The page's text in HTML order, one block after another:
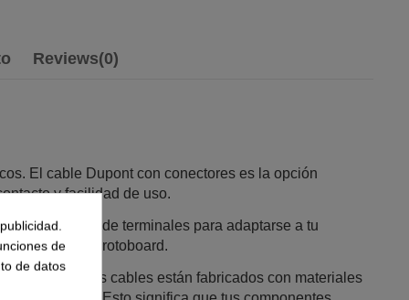
Reviews(0)
El cable Dupont con conectores es la opción
y facilidad de uso.
y tipos de terminales para adaptarse a tu
desarrollo y protoboard.
Estos cables están fabricados con materiales
de
de datos